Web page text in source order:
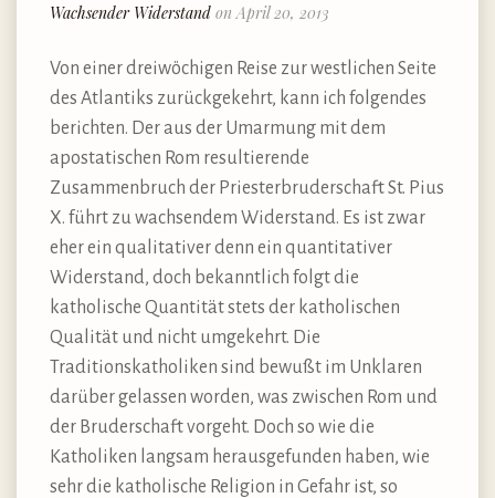
Wachsender Widerstand on April 20, 2013
Von einer dreiwöchigen Reise zur westlichen Seite
des Atlantiks zurückgekehrt, kann ich folgendes
berichten. Der aus der Umarmung mit dem
apostatischen Rom resultierende
Zusammenbruch der Priesterbruderschaft St. Pius
X. führt zu wachsendem Widerstand. Es ist zwar
eher ein qualitativer denn ein quantitativer
Widerstand, doch bekanntlich folgt die
katholische Quantität stets der katholischen
Qualität und nicht umgekehrt. Die
Traditionskatholiken sind bewußt im Unklaren
darüber gelassen worden, was zwischen Rom und
der Bruderschaft vorgeht. Doch so wie die
Katholiken langsam herausgefunden haben, wie
sehr die katholische Religion in Gefahr ist, so